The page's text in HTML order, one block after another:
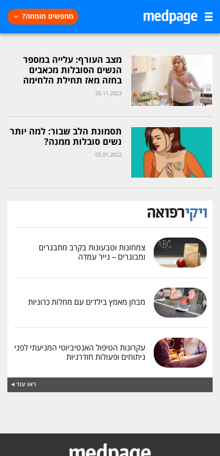
מחפשים מומחה?
מצב העורף: עלייה במספר
הנשים הסובלות מכאבים
בחזה מאז תחילת הלחימה
20.11.2023
תסמונת הלב שבור: למה יותר
נשים סובלות ממנה?
05.01.2022
צמחונות וטבעונות בקרב מתבגרים
ומבוגרים – נייר עמדה
מבחן מאמץ בילדים עם מחלות כרוניות
עקרונות הטיפול האנטיביוטי המניעתי לפני
ניתוחים ופעולות חודרניות
ראו עוד